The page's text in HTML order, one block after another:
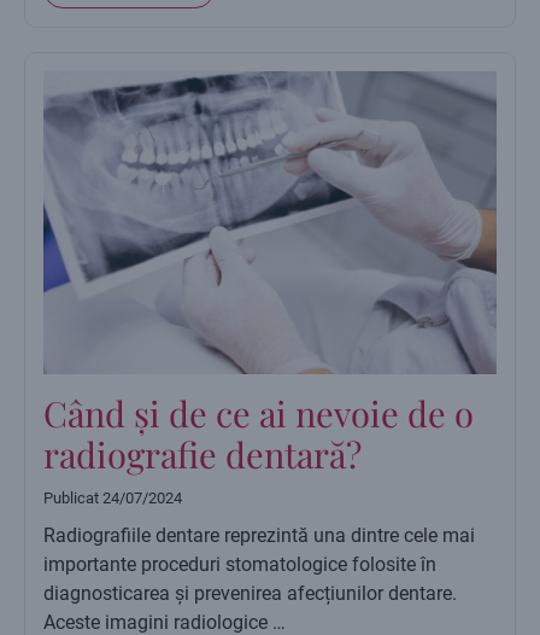
Când și de ce ai nevoie de o
radiografie dentară?
Publicat 24/07/2024
Radiografiile dentare reprezintă una dintre cele mai
importante proceduri stomatologice folosite în
diagnosticarea și prevenirea afecțiunilor dentare.
Aceste imagini radiologice …